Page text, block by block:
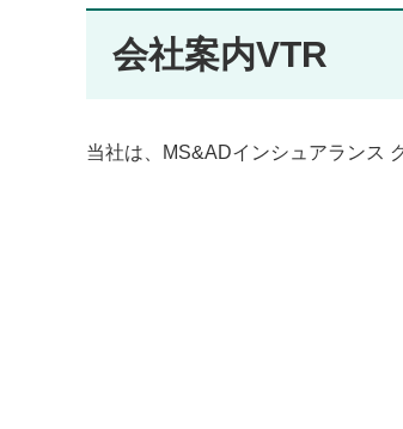
会社案内VTR
当社は、MS&ADインシュアランス